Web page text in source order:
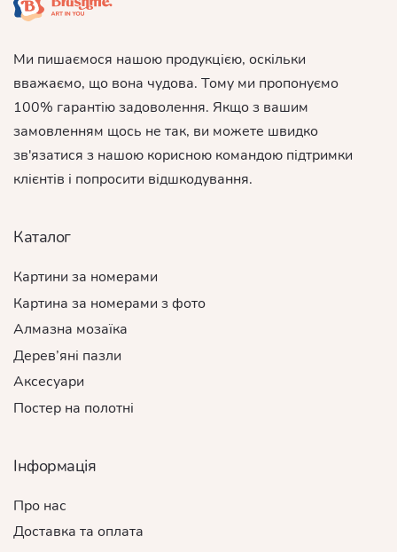
Ми пишаємося нашою продукцією, оскільки
вважаємо, що вона чудова. Тому ми пропонуємо
100% гарантію задоволення. Якщо з вашим
замовленням щось не так, ви можете швидко
зв'язатися з нашою корисною командою підтримки
клієнтів і попросити відшкодування.
Каталог
Картини за номерами
Картина за номерами з фото
Алмазна мозаїка
Дерев’яні пазли
Аксесуари
Постер на полотні
Інформація
Про нас
Доставка та оплата